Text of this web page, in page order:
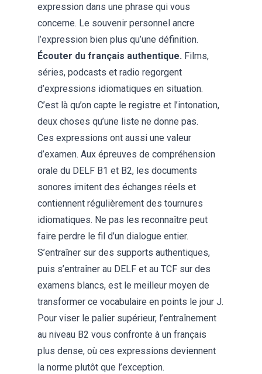
expression dans une phrase qui vous
concerne. Le souvenir personnel ancre
l’expression bien plus qu’une définition.
Écouter du français authentique. Films,
séries, podcasts et radio regorgent
d’expressions idiomatiques en situation.
C’est là qu’on capte le registre et l’intonation,
deux choses qu’une liste ne donne pas.
Ces expressions ont aussi une valeur
d’examen. Aux épreuves de compréhension
orale du DELF B1 et B2, les documents
sonores imitent des échanges réels et
contiennent régulièrement des tournures
idiomatiques. Ne pas les reconnaître peut
faire perdre le fil d’un dialogue entier.
S’entraîner sur des supports authentiques,
puis s’entraîner au DELF et au TCF sur des
examens blancs, est le meilleur moyen de
transformer ce vocabulaire en points le jour J.
Pour viser le palier supérieur, l’entraînement
au niveau B2 vous confronte à un français
plus dense, où ces expressions deviennent
la norme plutôt que l’exception.